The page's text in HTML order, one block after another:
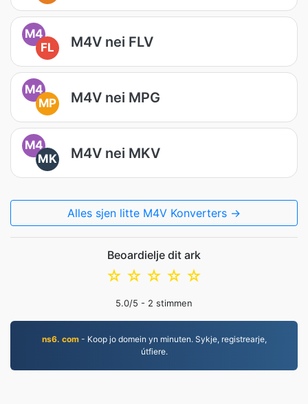
M4
FL
M4V nei FLV
M4
MP
M4V nei MPG
M4
MK
M4V nei MKV
Alles sjen litte M4V Konverters →
Beoardielje dit ark
☆
☆
☆
☆
☆
5.0/5 - 2 stimmen
ns6. com- Koop jo domein yn minuten. Sykje, registrearje,
útfiere.